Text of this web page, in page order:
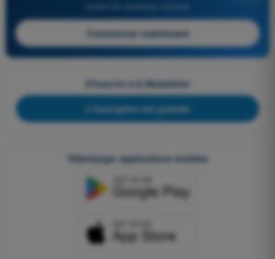
Commencer maintenant
S'inscrire à la Newsletter
L'inscription est gratuite
Télécharger applications mobiles